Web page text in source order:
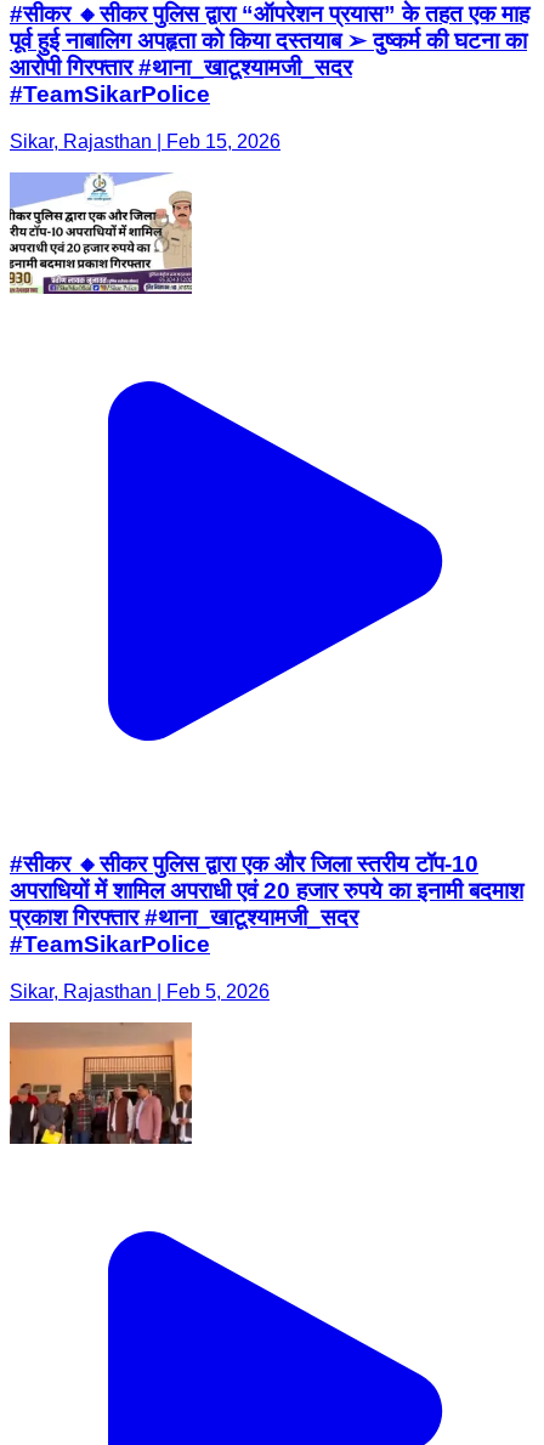
#सीकर 🔸सीकर पुलिस द्वारा “ऑपरेशन प्रयास” के तहत एक माह
पूर्व हुई नाबालिग अपहृता को किया दस्तयाब ➢ दुष्कर्म की घटना का
आरोपी गिरफ्तार #थाना_खाटूश्यामजी_सदर
#TeamSikarPolice
Sikar, Rajasthan | Feb 15, 2026
#सीकर 🔸सीकर पुलिस द्वारा एक और जिला स्तरीय टॉप-10
अपराधियों में शामिल अपराधी एवं 20 हजार रुपये का इनामी बदमाश
प्रकाश गिरफ्तार #थाना_खाटूश्यामजी_सदर
#TeamSikarPolice
Sikar, Rajasthan | Feb 5, 2026